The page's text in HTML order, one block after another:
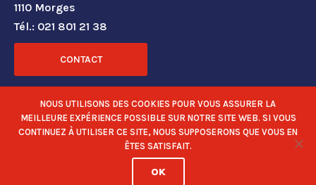
1110 Morges
Tél.: 021 801 21 38
CONTACT
RÉSEAUX SOCIAUX
NOUS UTILISONS DES COOKIES POUR VOUS ASSURER LA
MEILLEURE EXPÉRIENCE POSSIBLE SUR NOTRE SITE WEB. SI VOUS
CONTINUEZ À UTILISER CE SITE, NOUS SUPPOSERONS QUE VOUS EN
ÊTES SATISFAIT.
OK